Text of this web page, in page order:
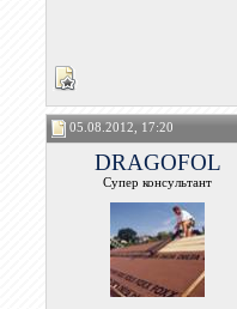
05.08.2012, 17:20
DRAGOFOL
Супер консультант